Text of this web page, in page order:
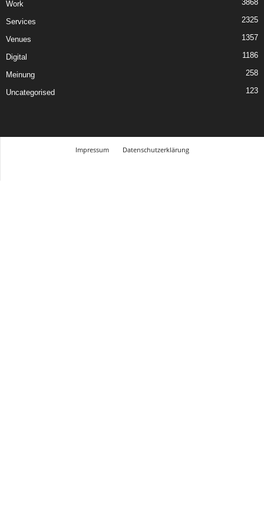
Work 3868
Services 2325
Venues 1357
Digital 1186
Meinung 258
Uncategorised 123
Impressum
Datenschutzerklärung